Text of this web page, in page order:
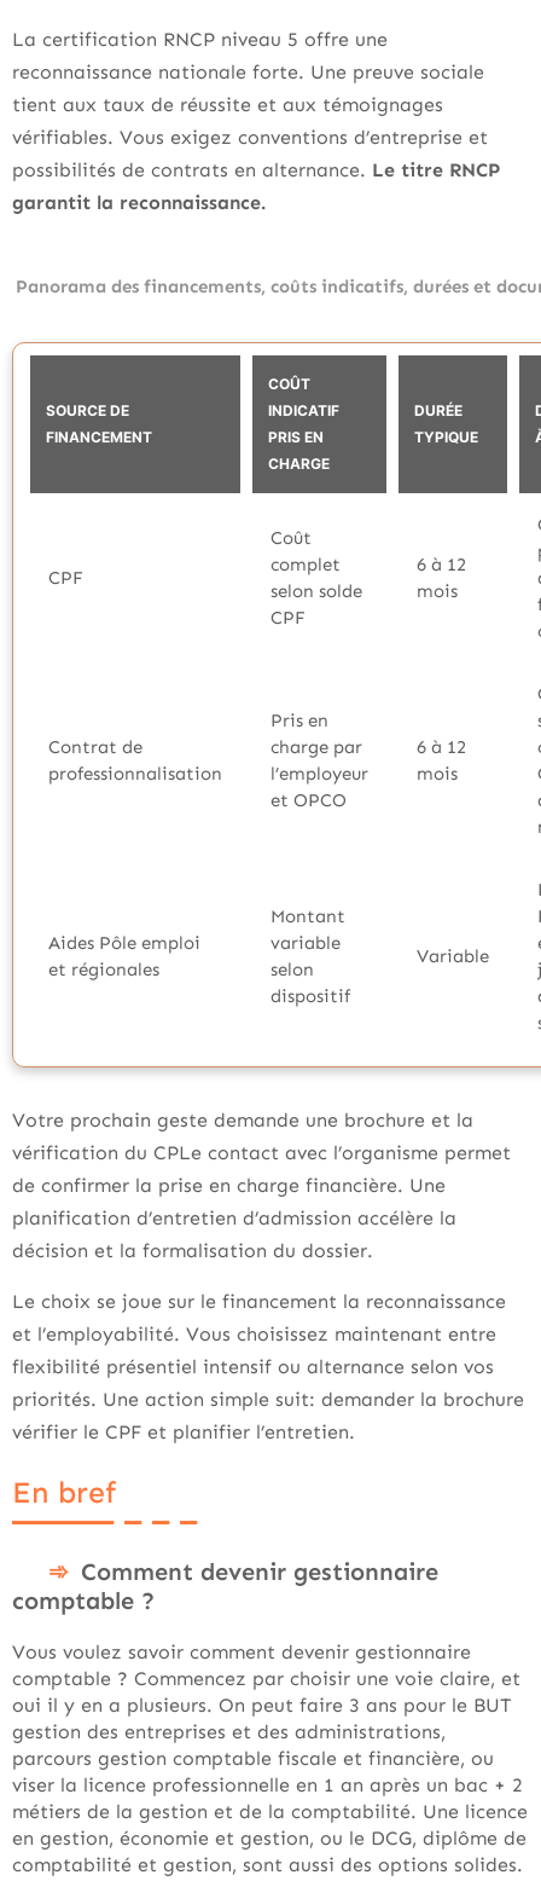
La certification RNCP niveau 5 offre une
reconnaissance nationale forte. Une preuve sociale
tient aux taux de réussite et aux témoignages
vérifiables. Vous exigez conventions d’entreprise et
possibilités de contrats en alternance. Le titre RNCP
garantit la reconnaissance.
Panorama des financements, coûts indicatifs, durées et
SOURCE DE
FINANCEMENT
COÛT
INDICATIF
PRIS EN
CHARGE
DURÉE
TYPIQUE
CPF
Coût
complet
selon solde
CPF
6 à 12
mois
Contrat de
professionnalisation
Pris en
charge par
l’employeur
et OPCO
6 à 12
mois
Aides Pôle emploi
et régionales
Montant
variable
selon
dispositif
Variable
Votre prochain geste demande une brochure et la
vérification du CPLe contact avec l’organisme permet
de confirmer la prise en charge financière. Une
planification d’entretien d’admission accélère la
décision et la formalisation du dossier.
Le choix se joue sur le financement la reconnaissance
et l’employabilité. Vous choisissez maintenant entre
flexibilité présentiel intensif ou alternance selon vos
priorités. Une action simple suit: demander la brochure
vérifier le CPF et planifier l’entretien.
En bref
Comment devenir gestionnaire
comptable ?
Vous voulez savoir comment devenir gestionnaire
comptable ? Commencez par choisir une voie claire, et
oui il y en a plusieurs. On peut faire 3 ans pour le BUT
gestion des entreprises et des administrations,
parcours gestion comptable fiscale et financière, ou
viser la licence professionnelle en 1 an après un bac + 2
métiers de la gestion et de la comptabilité. Une licence
en gestion, économie et gestion, ou le DCG, diplôme de
comptabilité et gestion, sont aussi des options solides.